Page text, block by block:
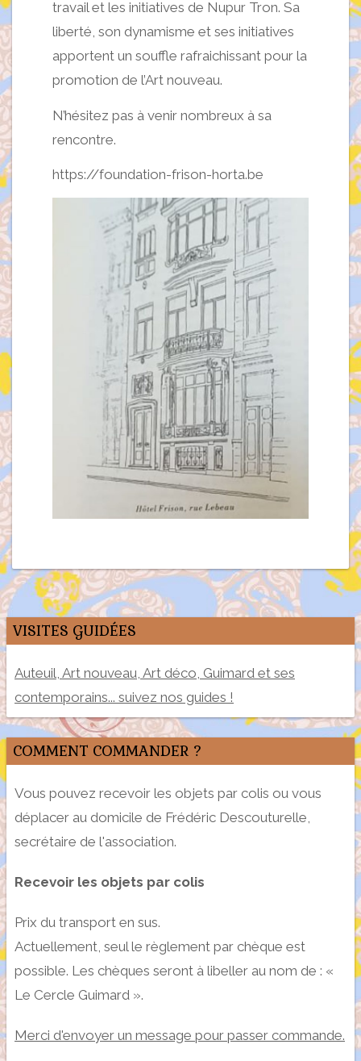
travail et les initiatives de Nupur Tron. Sa
liberté, son dynamisme et ses initiatives
apportent un souffle rafraichissant pour la
promotion de l’Art nouveau.
N’hésitez pas à venir nombreux à sa
rencontre.
https://foundation-frison-horta.be
VISITES GUIDÉES
Auteuil, Art nouveau, Art déco, Guimard et ses
contemporains... suivez nos guides !
COMMENT COMMANDER ?
Vous pouvez recevoir les objets par colis ou vous
déplacer au domicile de Frédéric Descouturelle,
secrétaire de l'association.
Recevoir les objets par colis
Prix du transport en sus.
Actuellement, seul le règlement par chèque est
possible. Les chèques seront à libeller au nom de : «
Le Cercle Guimard ».
Merci d'envoyer un message pour passer commande.